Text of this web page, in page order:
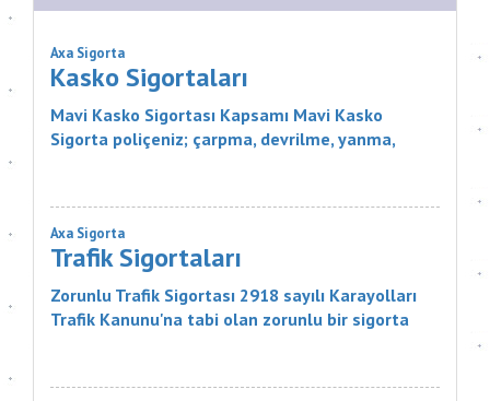
Axa Sigorta
Kasko Sigortaları
Mavi Kasko Sigortası Kapsamı Mavi Kasko
Sigorta poliçeniz; çarpma, devrilme, yanma,
Axa Sigorta
Trafik Sigortaları
Zorunlu Trafik Sigortası 2918 sayılı Karayolları
Trafik Kanunu'na tabi olan zorunlu bir sigorta